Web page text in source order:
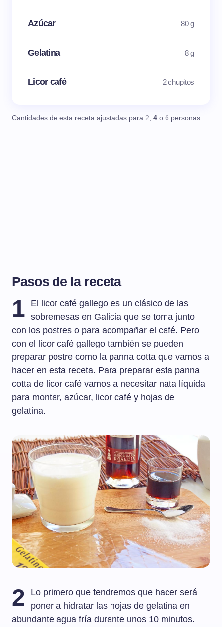
Azúcar 80 g
Gelatina 8 g
Licor café 2 chupitos
Cantidades de esta receta ajustadas para 2, 4 o 6 personas.
Pasos de la receta
1
El licor café gallego es un clásico de las
sobremesas en Galicia que se toma junto
con los postres o para acompañar el café. Pero
con el licor café gallego también se pueden
preparar postre como la panna cotta que vamos a
hacer en esta receta. Para preparar esta panna
cotta de licor café vamos a necesitar nata líquida
para montar, azúcar, licor café y hojas de
gelatina.
2
Lo primero que tendremos que hacer será
poner a hidratar las hojas de gelatina en
abundante agua fría durante unos 10 minutos.